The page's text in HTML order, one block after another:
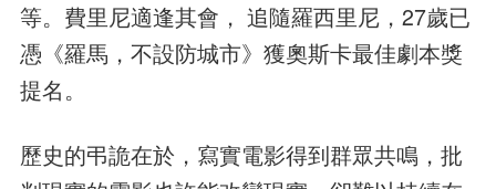
等。費里尼適逢其會， 追隨羅西里尼，27歲已
憑《羅馬，不設防城市》獲奧斯卡最佳劇本獎
提名。
歷史的弔詭在於，寫實電影得到群眾共鳴，批